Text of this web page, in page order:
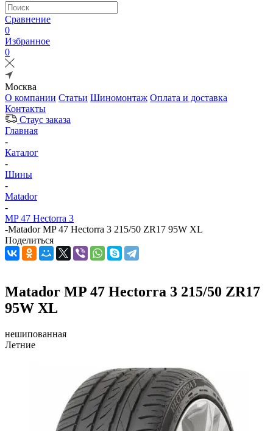
Сравнение
0
Избранное
0
Москва
О компании Статьи Шиномонтаж Оплата и доставка
Контакты
Стаус заказа
Главная
-
Каталог
-
Шины
-
Matador
-
MP 47 Hectorra 3
-Matador MP 47 Hectorra 3 215/50 ZR17 95W XL
Поделиться
Matador MP 47 Hectorra 3 215/50 ZR17
95W XL
нешипованная
Летние